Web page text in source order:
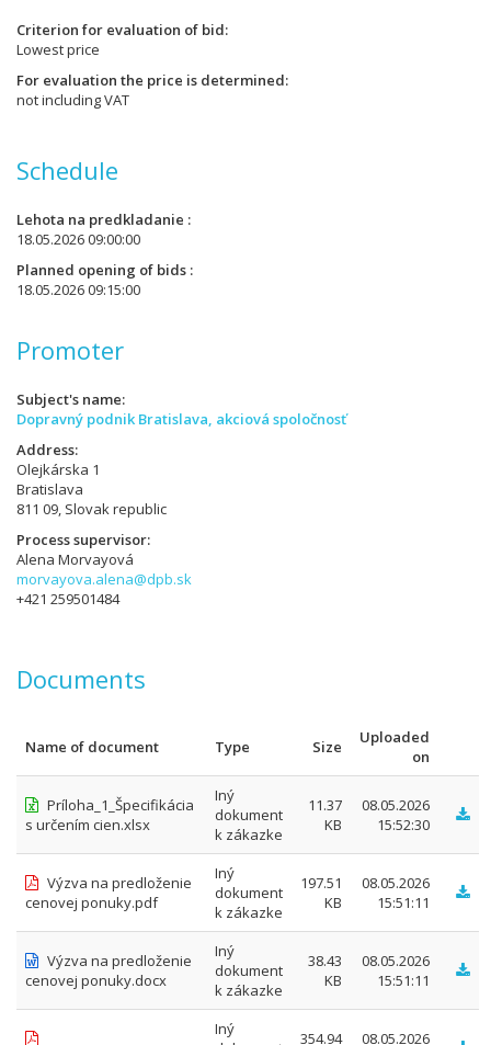
Criterion for evaluation of bid
Lowest price
For evaluation the price is determined
not including VAT
Schedule
Lehota na predkladanie
18.05.2026 09:00:00
Planned opening of bids
18.05.2026 09:15:00
Promoter
Subject's name
Dopravný podnik Bratislava, akciová spoločnosť
Address
Olejkárska 1
Bratislava
811 09, Slovak republic
Process supervisor
Alena Morvayová
morvayova.alena@dpb.sk
+421 259501484
Documents
Name of document Type Size
Uploaded
on
Príloha_1_Špecifikácia
s určením cien.xlsx
Iný
dokument
k zákazke
11.37
KB
08.05.2026
15:52:30
Výzva na predloženie
cenovej ponuky.pdf
Iný
dokument
k zákazke
197.51
KB
08.05.2026
15:51:11
Výzva na predloženie
cenovej ponuky.docx
Iný
dokument
k zákazke
38.43
KB
08.05.2026
15:51:11
Iný
354.94 08.05.2026